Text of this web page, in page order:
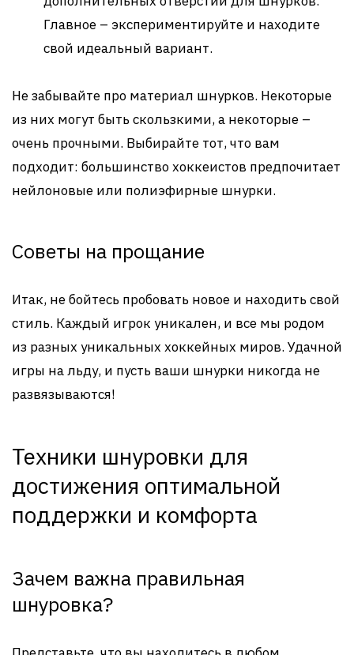
Главное – экспериментируйте и находите
свой идеальный вариант.
Не забывайте про материал шнурков. Некоторые
из них могут быть скользкими, а некоторые –
очень прочными. Выбирайте тот, что вам
подходит: большинство хоккеистов предпочитает
нейлоновые или полиэфирные шнурки.
Советы на прощание
Итак, не бойтесь пробовать новое и находить свой
стиль. Каждый игрок уникален, и все мы родом
из разных уникальных хоккейных миров. Удачной
игры на льду, и пусть ваши шнурки никогда не
развязываются!
Техники шнуровки для
достижения оптимальной
поддержки и комфорта
Зачем важна правильная
шнуровка?